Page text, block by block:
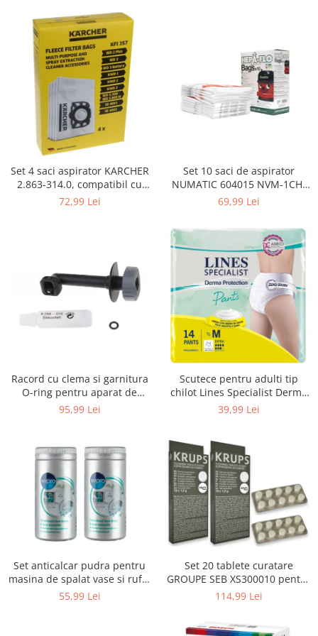
Decoratiuni
Gradinarit
Hobby-uri creative
Iluminat & Electrice
Jaluzele
Kit-uri automatizari porti si usi
Mobila dormitor
Mobila gradina & terasa
Mobila Living & Dining
Organizare si depozitare
Scule electrice si unelte
Silicon, spume si solutii tehnice
Sisteme Incalzire
Textile si covoare
Accesorii tablete
Laptopuri si Accesorii
Wearable & Gadgeturi
Electrocasnice & Climatizare
Accesorii si piese masini spalat
rufe si uscatoare
Accesorii si piese masini spalat
Aparate Racire Aer
Aragaze si cuptoare cu microunde
Set 4 saci aspirator KARCHER
2.863-314.0, compatibil cu
WD, KWD, SE
72,99 Lei
Set 10 saci de aspirator
NUMATIC 604015 NVM-1CH,
9L
69,99 Lei
Racord cu clema si garnitura
O-ring pentru aparat de
spalat cu presiune, KARCHER
95,99 Lei
Scutece pentru adulti tip
chilot Lines Specialist Derma
Protection Extra, 7 picaturi,
39,99 Lei
Set anticalcar pudra pentru
masina de spalat vase si rufe,
WPRO 484000008416, 2 x 250g
55,99 Lei
Set 20 tablete curatare
GROUPE SEB XS300010 pentru
espressoare Krups (2x10
114,99 Lei